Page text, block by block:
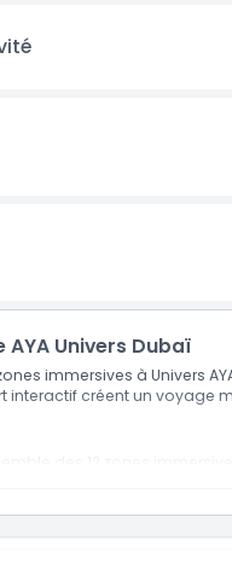
Univers Dubaï
immersives à Univers
interactif créent un voyage
des 12 zones